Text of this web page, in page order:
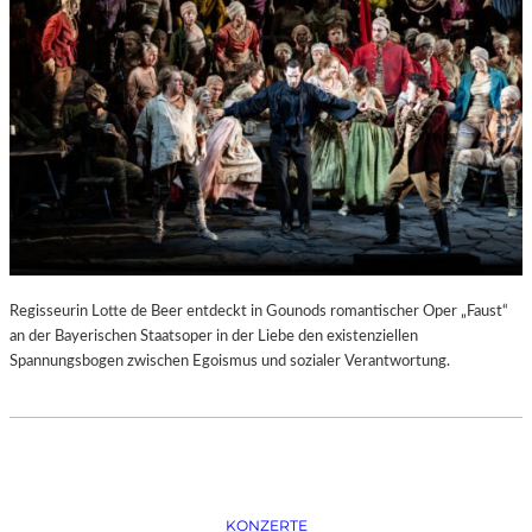
–
K
Ü
N
S
T
L
E
R
,
T
M
Regisseurin Lotte de Beer entdeckt in Gounods romantischer Oper „Faust“
an der Bayerischen Staatsoper in der Liebe den existenziellen
Spannungsbogen zwischen Egoismus und sozialer Verantwortung.
KONZERTE